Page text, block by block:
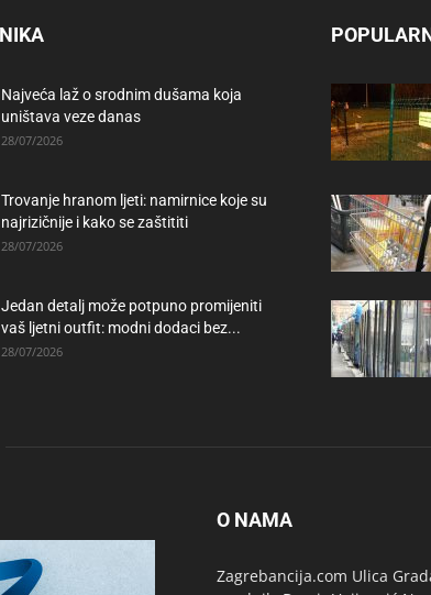
Najveća laž o srodnim dušama koja
uništava veze danas
28/07/2026
Trovanje hranom ljeti: namirnice koje su
najrizičnije i kako se zaštititi
28/07/2026
Jedan detalj može potpuno promijeniti
vaš ljetni outfit: modni dodaci bez...
28/07/2026
O NAMA
Zagrebancija.com Ulica